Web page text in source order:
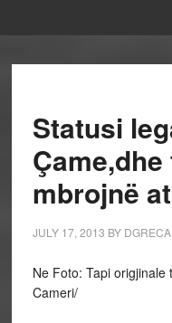
Statusi
mbrojnë
JULY 17, 2013 BY DGRECA
Ne Foto: Tapi
Cameri/